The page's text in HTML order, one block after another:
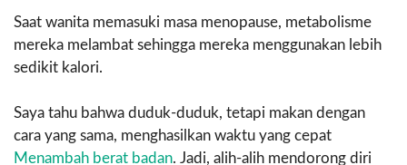
Saat wanita memasuki masa menopause, metabolisme
mereka melambat sehingga mereka menggunakan lebih
sedikit kalori.
Saya tahu bahwa duduk-duduk, tetapi makan dengan
cara yang sama, menghasilkan waktu yang cepat
Menambah berat badan. Jadi, alih-alih mendorong diri